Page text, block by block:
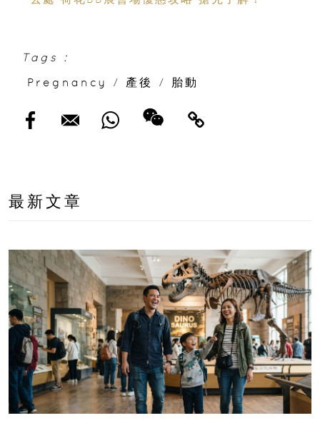
Tags :
Pregnancy
/ 產後 / 胎動
最新文章